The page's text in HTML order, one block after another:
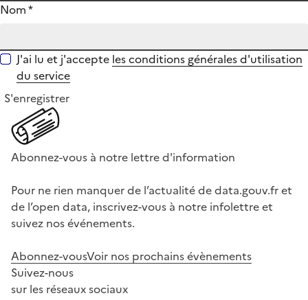
Nom*
J'ai lu et j'accepte les conditions générales d'utilisation
du service
S'enregistrer
Abonnez-vous à notre lettre d'information
Pour ne rien manquer de l’actualité de data.gouv.fr et
de l’open data, inscrivez-vous à notre infolettre et
suivez nos événements.
Abonnez-vousVoir nos prochains évènements
Suivez-nous
sur les réseaux sociaux